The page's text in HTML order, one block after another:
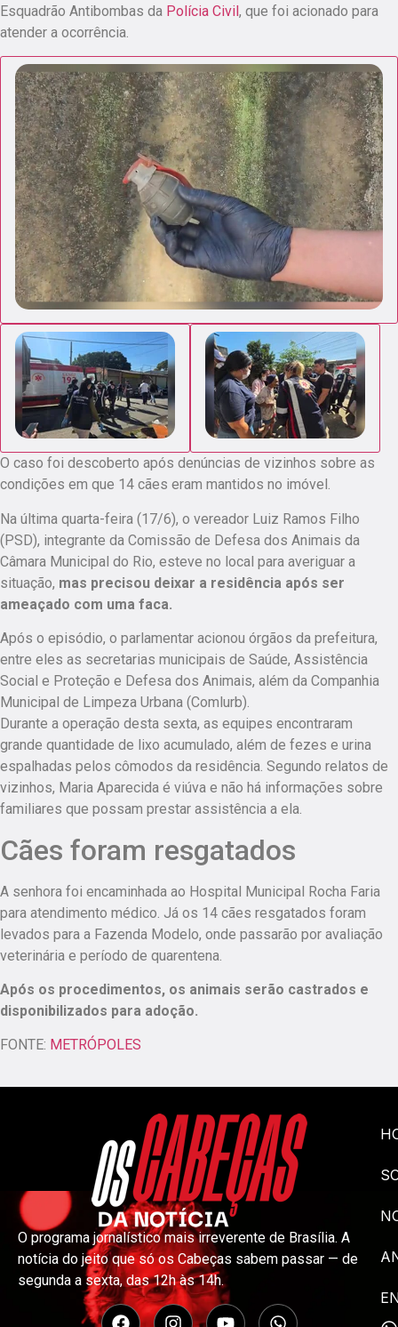
Esquadrão Antibombas da Polícia Civil, que foi acionado para
atender a ocorrência.
O caso foi descoberto após denúncias de vizinhos sobre as
condições em que 14 cães eram mantidos no imóvel.
Na última quarta-feira (17/6), o vereador Luiz Ramos Filho
(PSD), integrante da Comissão de Defesa dos Animais da
Câmara Municipal do Rio, esteve no local para averiguar a
situação, mas precisou deixar a residência após ser
ameaçado com uma faca.
Após o episódio, o parlamentar acionou órgãos da prefeitura,
entre eles as secretarias municipais de Saúde, Assistência
Social e Proteção e Defesa dos Animais, além da Companhia
Municipal de Limpeza Urbana (Comlurb).
Durante a operação desta sexta, as equipes encontraram
grande quantidade de lixo acumulado, além de fezes e urina
espalhadas pelos cômodos da residência. Segundo relatos de
vizinhos, Maria Aparecida é viúva e não há informações sobre
familiares que possam prestar assistência a ela.
Cães foram resgatados
A senhora foi encaminhada ao Hospital Municipal Rocha Faria
para atendimento médico. Já os 14 cães resgatados foram
levados para a Fazenda Modelo, onde passarão por avaliação
veterinária e período de quarentena.
Após os procedimentos, os animais serão castrados e
disponibilizados para adoção.
FONTE: METRÓPOLES
O programa jornalístico mais irreverente de Brasília. A
notícia do jeito que só os Cabeças sabem passar — de
segunda a sexta, das 12h às 14h.